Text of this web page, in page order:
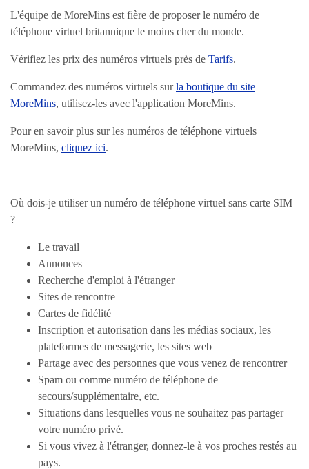
L'équipe de MoreMins est fière de proposer le numéro de
téléphone virtuel britannique le moins cher du monde.
Vérifiez les prix des numéros virtuels près de Tarifs.
Commandez des numéros virtuels surla boutique du site
MoreMins, utilisez-les avec l'application MoreMins.
Pour en savoir plus sur les numéros de téléphone virtuels
MoreMins, cliquez ici.
Où dois-je utiliser un numéro de téléphone virtuel sans carte SIM
?
Le travail
Annonces
Recherche d'emploi à l'étranger
Sites de rencontre
Cartes de fidélité
Inscription et autorisation dans les médias sociaux, les
plateformes de messagerie, les sites web
Partage avec des personnes que vous venez de rencontrer
Spam ou comme numéro de téléphone de
secours/supplémentaire, etc.
Situations dans lesquelles vous ne souhaitez pas partager
votre numéro privé.
Si vous vivez à l'étranger, donnez-le à vos proches restés au
pays.